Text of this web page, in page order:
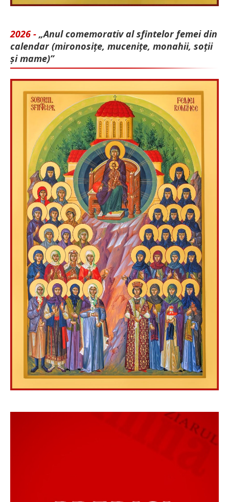
2026 - „Anul comemorativ al sfintelor femei din
calendar (mironosițe, mu­cenițe, monahii, soții
și mame)”